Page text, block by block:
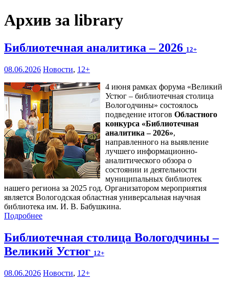
Архив за library
Библиотечная аналитика – 2026 12+
08.06.2026 Новости, 12+
4 июня рамках форума «Великий
Устюг – библиотечная столица
Вологодчины» состоялось
подведение итогов Областного
конкурса «Библиотечная
аналитика – 2026»,
направленного на выявление
лучшего информационно-
аналитического обзора о
состоянии и деятельности
муниципальных библиотек
нашего региона за 2025 год. Организатором мероприятия
является Вологодская областная универсальная научная
библиотека им. И. В. Бабушкина.
Подробнее
Библиотечная столица Вологодчины –
Великий Устюг 12+
08.06.2026 Новости, 12+